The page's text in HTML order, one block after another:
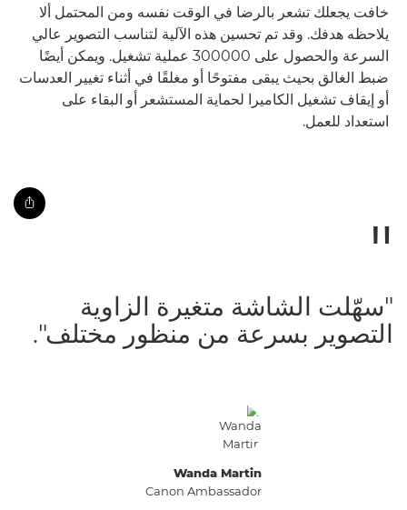
خافت يجعلك تشعر بالرضا في الوقت نفسه ومن المحتمل ألا
يلاحظه هدفك. وقد تم تحسين هذه الآلية لتناسب التصوير عالي
السرعة والحصول على 300000 عملية تشغيل. ويمكن أيضًا
ضبط الغالق بحيث يبقى مفتوحًا أو مغلقًا في أثناء تغيير العدسات
أو إيقاف تشغيل الكاميرا لحماية المستشعر أو البقاء على
استعداد للعمل.
Wanda Martin
Canon Ambassador
"سهّلت الشاشة متغيرة الزاوية
التصوير بسرعة من منظور مختلف".